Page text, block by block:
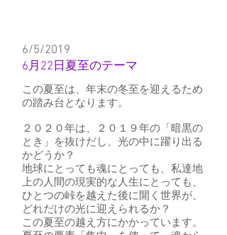
6/5/2019
6月22日夏至のテーマ
この夏至は、年末の冬至を迎えるため
の踏み台となります。
２０２０年は、２０１９年の「暗黒の
とき」を抜けだし、光の中に躍り出る
かどうか？
地球にとっても魂にとっても、私達地
上の人間の現実的な人生にとっても、
ひとつの峠を越えた後に開く世界が、
どれだけの光に迎えられるか？
この夏至の越え方にかかっています。